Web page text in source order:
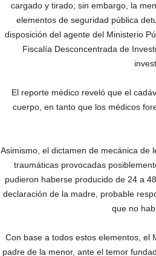
cargado y tirado; sin embargo, la
elementos de seguridad pública
disposición del agente del Ministerio
Fiscalía Desconcentrada de
El reporte médico reveló que el
cuerpo, en tanto que los médicos
Asimismo, el dictamen de mecánica de
traumáticas provocadas
pudieron haberse producido de 24 a
declaración de la madre, probable
que no
Con base a todos estos elementos, el
padre de la menor, ante el temor